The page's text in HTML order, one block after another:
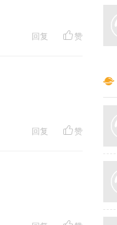
回复 赞
回复 赞